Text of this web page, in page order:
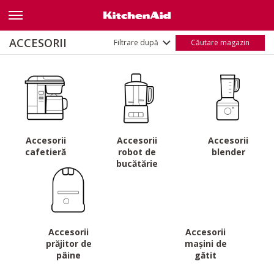
ACCESORII Filtrare după Căutare magazin
Transparent
A - Z
Z - A
Accesorii
cafetieră
Accesorii
robot de
bucătărie
Accesorii
blender
Accesorii
prăjitor de
pâine
Accesorii
mașini de
gătit